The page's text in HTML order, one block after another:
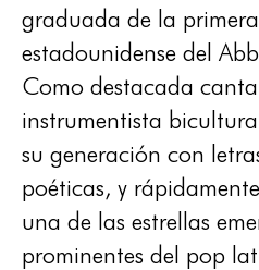
graduada de la
estadounidense del
Como destacada
instrumentista
su generación con
poéticas, y
una de las estrellas
prominentes del pop